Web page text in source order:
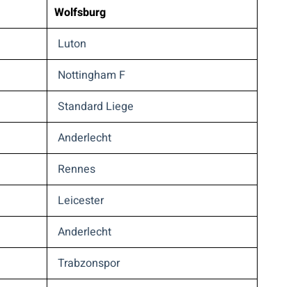
Wolfsburg
Luton
Nottingham F
Standard Liege
Anderlecht
Rennes
Leicester
Anderlecht
Trabzonspor